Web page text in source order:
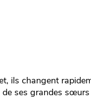
ils changent
de ses grandes